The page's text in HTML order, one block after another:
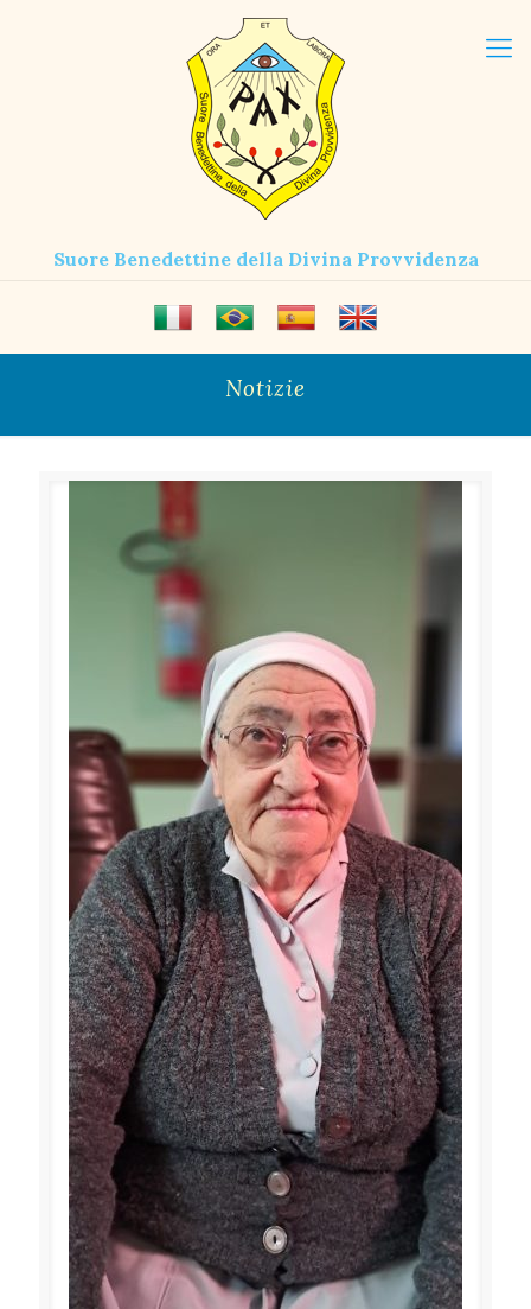
Suore Benedettine della Divina Provvidenza
Notizie